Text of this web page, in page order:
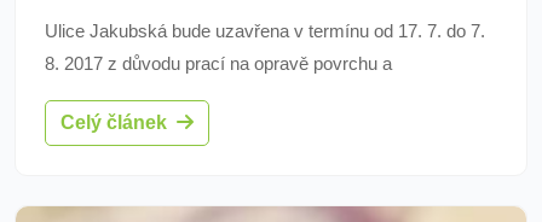
Ulice Jakubská bude uzavřena v termínu od 17. 7. do 7.
8. 2017 z důvodu prací na opravě povrchu a
konstrukčních vrstev vozovky
Celý článek